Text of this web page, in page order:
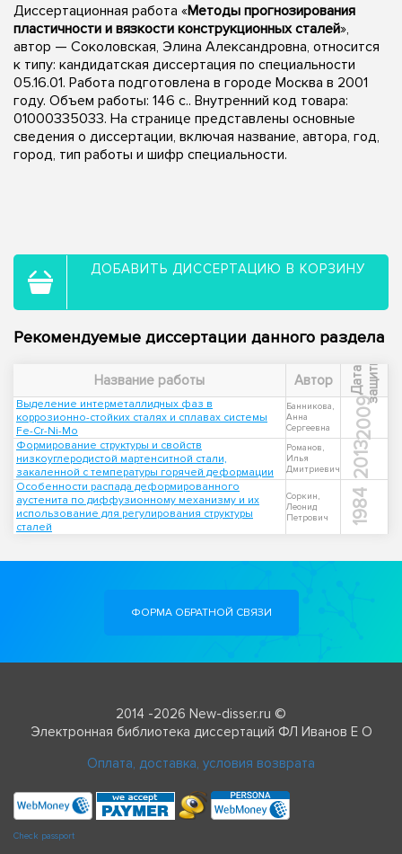
Диссертационная работа «Методы прогнозирования
пластичности и вязкости конструкционных сталей»,
автор — Соколовская, Элина Александровна, относится
к типу: кандидатская диссертация по специальности
05.16.01. Работа подготовлена в городе Москва в 2001
году. Объем работы: 146 с.. Внутренний код товара:
01000335033. На странице представлены основные
сведения о диссертации, включая название, автора, год,
город, тип работы и шифр специальности.
ДОБАВИТЬ ДИССЕРТАЦИЮ В КОРЗИНУ
Рекомендуемые диссертации данного раздела
Название работы Автор Д
а
т
а
з
а
щ
и
т ы
Выделение интерметаллидных фаз в
коррозионно-стойких сталях и сплавах системы
Fe-Cr-Ni-Mo
Банникова,
Анна
Сергеевна
2009
Формирование структуры и свойств
низкоуглеродистой мартенситной стали,
закаленной с температуры горячей деформации
Романов,
Илья
Дмитриевич
2013
Особенности распада деформированного
аустенита по диффузионному механизму и их
использование для регулирования структуры
сталей
Соркин,
Леонид
Петрович
1984
ФОРМА ОБРАТНОЙ СВЯЗИ
2014 -2026 New-disser.ru ©
Электронная библиотека диссертаций ФЛ Иванов Е О
Оплата, доставка, условия возврата
Check passport